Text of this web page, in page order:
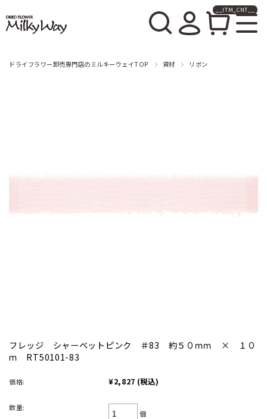
__ITM_CNT__
ドライフラワー卸売専門店のミルキーウェイTOP 資材 リボン
フレッジ シャーベットピンク ＃83 約５０ｍｍ × １０
ｍ RT50101-83
価格: ¥2,827 (税込)
数量:
個